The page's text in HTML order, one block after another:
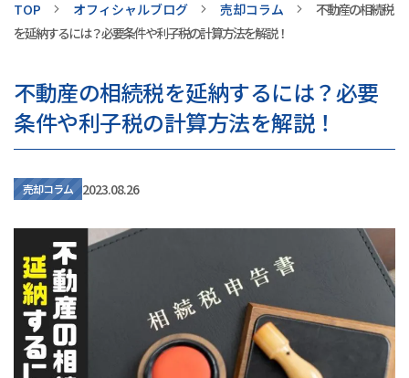
TOP オフィシャルブログ 売却コラム
不動産の相続税
を延納するには？必要条件や利子税の計算方法を解説！
不動産の相続税を延納するには？必要
条件や利子税の計算方法を解説！
売却コラム 2023.08.26